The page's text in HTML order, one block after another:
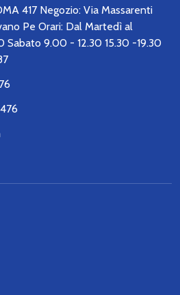
417 Negozio: Via Massarenti
9.00 - 12.30 15.30 -19.30